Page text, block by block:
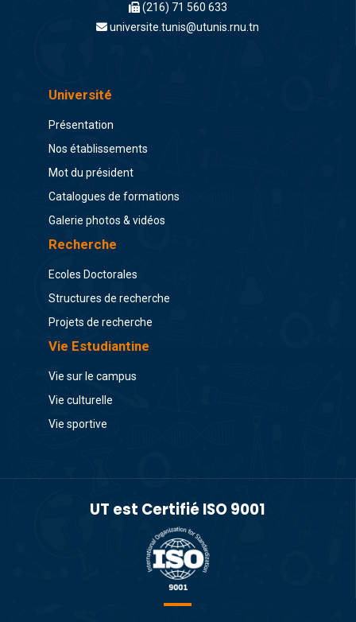
(216) 71 560 633
universite.tunis@utunis.rnu.tn
Université
Présentation
Nos établissements
Mot du président
Catalogues de formations
Galerie photos & vidéos
Recherche
Ecoles Doctorales
Structures de recherche
Projets de recherche
Vie Estudiantine
Vie sur le campus
Vie culturelle
Vie sportive
UT est Certifié ISO 9001